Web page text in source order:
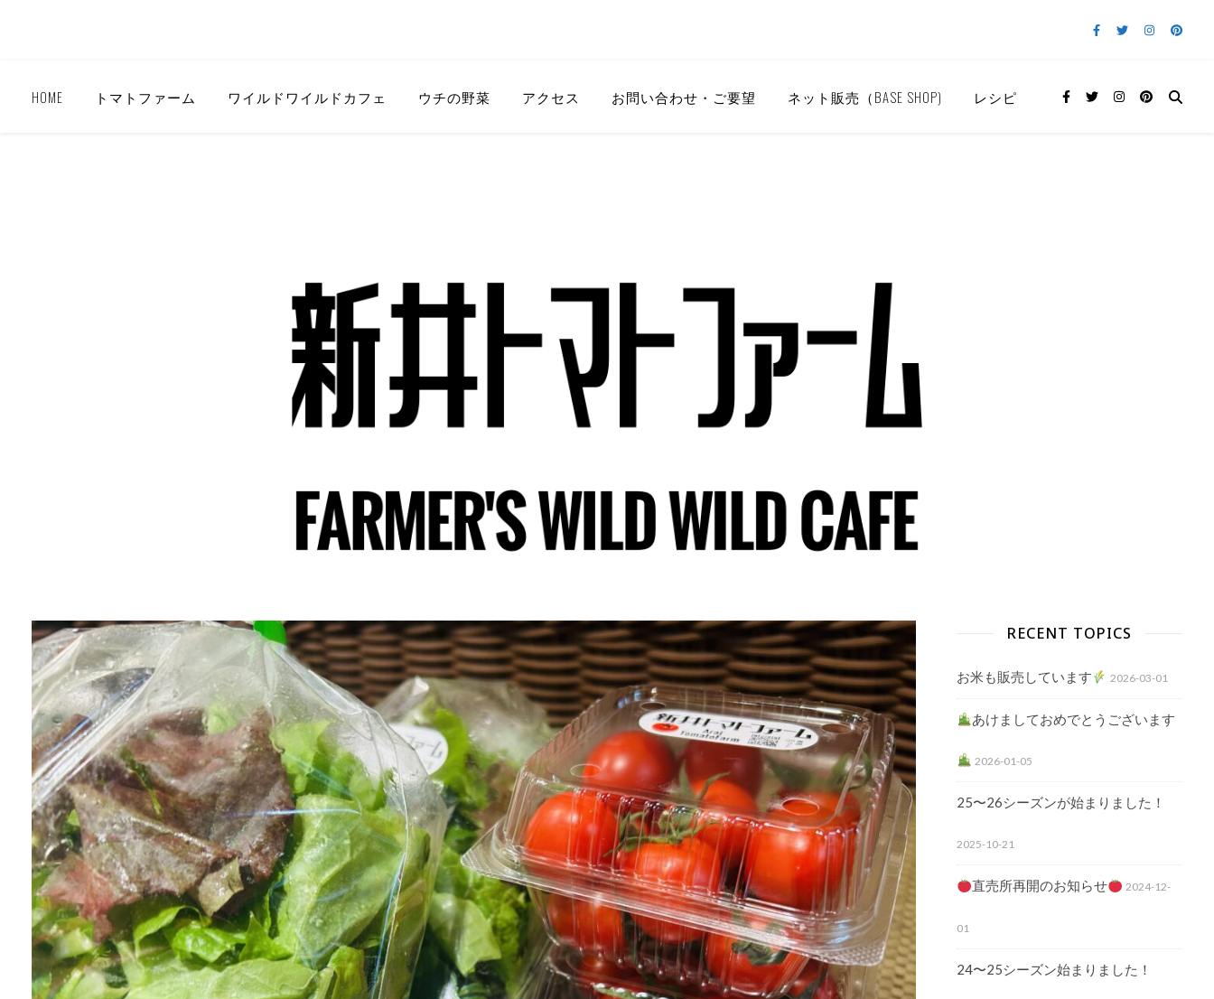
HOME トマトファーム ワイルドワイルドカフェ ウチの野菜 アクセス お問い合わせ・ご要望 ネット販売（BASE SHOP) レシピ
RECENT TOPICS
お米も販売しています 2026-03-01
あけましておめでとうございます
2026-01-05
25〜26シーズンが始まりました！
2025-10-21
直売所再開のお知らせ 2024-12-
01
24〜25シーズン始まりました！